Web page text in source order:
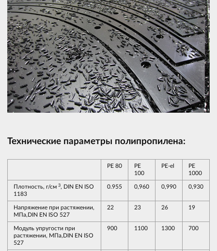
Технические параметры полипропилена:
PE 80
PE
100
PE-el
PE
1000
Плотность, г/см 3, DIN EN ISO
1183
0.955 0,960 0,990 0,930
Напряжение при растяжении,
МПа,DIN EN ISO 527
22 23 26 19
Модуль упругости при
растяжении, МПа,DIN EN ISO
527
900 1100 1300 700